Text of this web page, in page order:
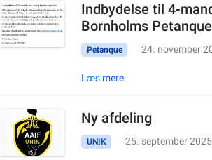
Indbydelse til 4-
Bornholms
Petanque 24. november
Læs mere
Ny afdeling
UNIK 25. september 2025